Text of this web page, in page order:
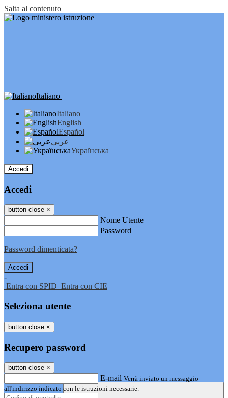
Salta al contenuto
Italiano
Italiano
English
Español
عربى
Українська
Accedi
Accedi
button close ×
Nome Utente
Password
Password dimenticata?
-
Entra con SPID Entra con CIE
Seleziona utente
button close ×
Recupero password
button close ×
E-mail Verrà inviato un messaggio
all'indirizzo indicato con le istruzioni necessarie.